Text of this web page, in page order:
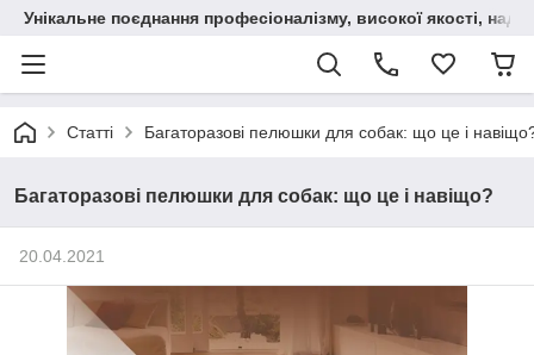
Унікальне поєднання професіоналізму, високої якості,
Статті Багаторазові пелюшки для собак: що це і
Багаторазові пелюшки для собак: що це і навіщо?
20.04.2021